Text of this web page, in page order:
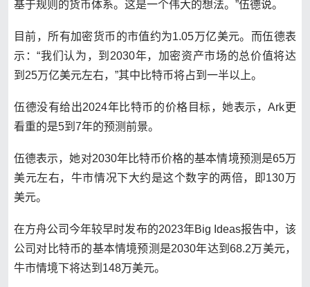
基于规则的货币体系。这是一个伟大的想法。”伍德说。
目前，所有加密货币的市值约为1.05万亿美元。而伍德表
示：“我们认为，到2030年，加密资产市场的总价值将达
到25万亿美元左右，”其中比特币将占到一半以上。
伍德没有给出2024年比特币的价格目标，她表示，Ark更
看重的是5到7年的预测前景。
伍德表示，她对2030年比特币价格的基本情境预测是65万
美元左右，牛市情况下大约是这个数字的两倍，即130万
美元。
在方舟公司今年较早时发布的2023年Big Ideas报告中，该
公司对比特币的基本情境预测是2030年达到68.2万美元，
牛市情境下将达到148万美元。